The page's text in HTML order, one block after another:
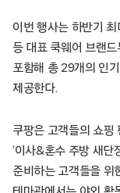
이번 행사는 하반기
등 대표 쿡웨어 브랜
포함해 총 29개의 인
제공한다.
쿠팡은 고객들의 쇼핑
‘이사&혼수 주방 새단
준비하는 고객들을 위